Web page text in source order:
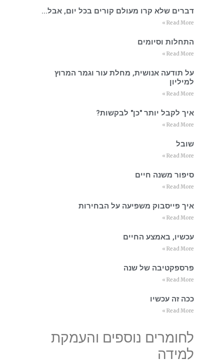
דברים שלא קרו מעולם קורים בכל יום, אבל…
Read More »
התחלות וסיומים
Read More »
על תודעה אנושית, מחלת עור וגמר המרוץ
למיליון
Read More »
איך לקבל יותר "כן" לבקשות?
Read More »
שובל
Read More »
סיפור משנה חיים
Read More »
איך פייסבוק משפיעה על הבחירות
Read More »
עכשיו, באמצע החיים
Read More »
פרספקטיבה של שנה
Read More »
ככה זה עכשיו
Read More »
לחומרים נוספים והעמקת
למידה